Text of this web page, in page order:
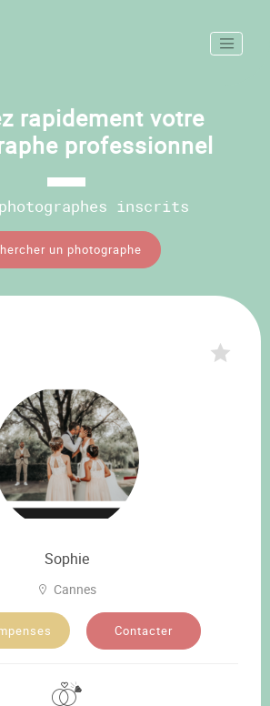
rapidement votre
professionnel
inscrits
un photographe
Sophie
Cannes
Contacter